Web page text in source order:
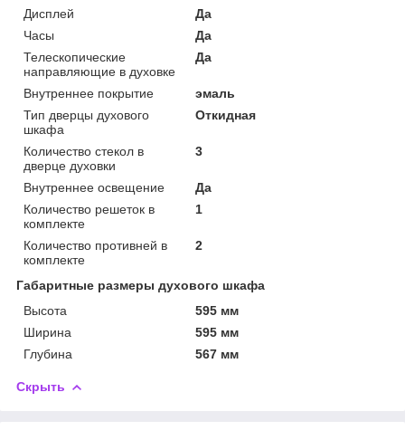
Дисплей
Да
Часы
Да
Телескопические
направляющие в духовке
Да
Внутреннее покрытие
эмаль
Тип дверцы духового
шкафа
Откидная
Количество стекол в
дверце духовки
3
Внутреннее освещение
Да
Количество решеток в
комплекте
1
Количество противней в
комплекте
2
Габаритные размеры духового шкафа
Высота
595 мм
Ширина
595 мм
Глубина
567 мм
Скрыть